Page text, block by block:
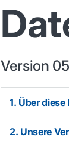
Version
1. Über
2. Unsere